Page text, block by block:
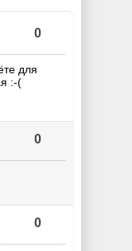
0
для
:-(
0
0